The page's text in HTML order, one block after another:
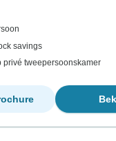
savings
privé tweepersoonskamer